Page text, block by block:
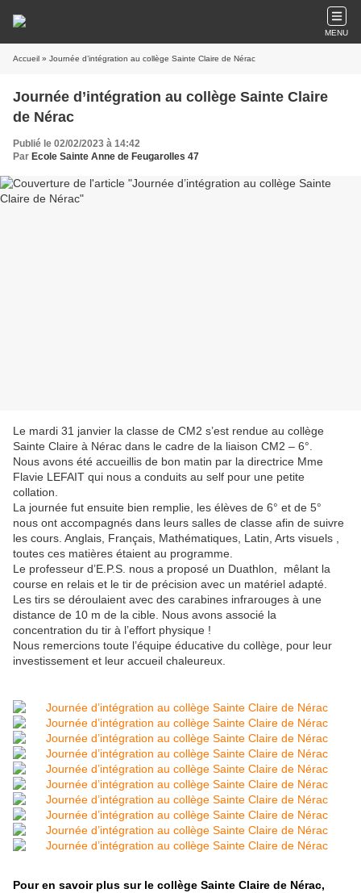
MENU
Accueil » Journée d’intégration au collège Sainte Claire de Nérac
Journée d’intégration au collège Sainte Claire
de Nérac
Publié le 02/02/2023 à 14:42
Par Ecole Sainte Anne de Feugarolles 47
Le mardi 31 janvier la classe de CM2 s’est rendue au collège
Sainte Claire à Nérac dans le cadre de la liaison CM2 – 6°.
Nous avons été accueillis de bon matin par la directrice Mme
Flavie LEFAIT qui nous a conduits au self pour une petite
collation.
La journée fut ensuite bien remplie, les élèves de 6° et de 5°
nous ont accompagnés dans leurs salles de classe afin de suivre
les cours. Anglais, Français, Mathématiques, Latin, Arts visuels ,
toutes ces matières étaient au programme.
Le professeur d’E.P.S. nous a proposé un Duathlon, mêlant la
course en relais et le tir de précision avec un matériel adapté.
Les tirs se déroulaient avec des carabines infrarouges à une
distance de 10 m de la cible. Nous avons associé la
concentration du tir à l’effort physique !
Nous remercions toute l’équipe éducative du collège, pour leur
investissement et leur accueil chaleureux.
Pour en savoir plus sur le collège Sainte Claire de Nérac,